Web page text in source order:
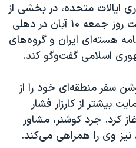
ایران
صلح
ایالات متحده، در بخشی از
سفرهای دوره‌ای خود قرار است روز جمعه ۱۰ آبان در دهلی
هسته‌ای ایران و گروه‌های
اسلامی گفت‌وگو کند.
سفر منطقه‌ای خود را از
بیشتر از کارزار فشار
کرد. جرد کوشنر، مشاور
نیز وی را همراهی می‌کند.